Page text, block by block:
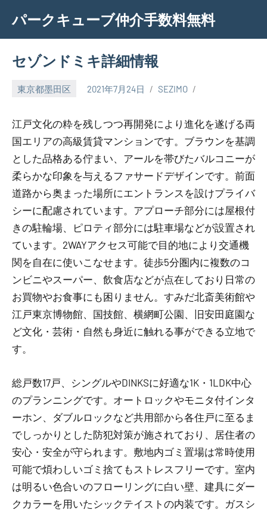
content
パークキューブ仲介手数料無料
セゾンドミキ詳細情報
東京都墨田区 2021年7月24日 SEZIMO
江戸文化の粋を残しつつ再開発により進化を遂げる両
国エリアの高級賃貸マンションです。ブラウンを基調
とした品格ある佇まい、アールを帯びたバルコニーが
柔らかな印象を与えるファサードデザインです。前面
道路から奥まった場所にエントランスを設けプライバ
シーに配慮されています。アプローチ部分には屋根付
きの駐輪場、ピロティ部分には駐車場などが設置され
ています。2WAYアクセス可能で目的地により交通機
関を自在に使いこなせます。徒歩5分圏内に複数のコ
ンビニやスーパー、飲食店などが点在しており日常の
お買物やお食事にも困りません。すみだ北斎美術館や
江戸東京博物館、国技館、横網町公園、旧安田庭園な
ど文化・芸術・自然も身近に触れる事ができる立地で
す。
総戸数17戸、シングルやDINKSに好適な1K・1LDK中心
のプランニングです。オートロックやモニタ付インタ
ーホン、ダブルロックなど共用部から各住戸に至るま
でしっかりとした防犯対策が施されており、居住者の
安心・安全が守られます。敷地内ゴミ置場は常時使用
可能で煩わしいゴミ捨てもストレスフリーです。室内
は明るい色合いのフローリングに白い壁、建具にダー
クカラーを用いたシックテイストの内装です。ガスシ